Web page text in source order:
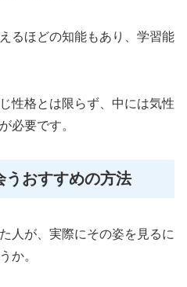
るほどの知能もあり、学習能
性格とは限らず、中には気性
必要です。
うおすすめの方法
人が、実際にその姿を見るに
か。